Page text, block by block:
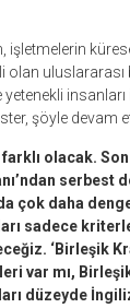
işletmelerin
olan
insanları
şöyle devam
olacak. Son
serbest
çok daha
sadece
‘Birleşik
var mı,
düzeyde